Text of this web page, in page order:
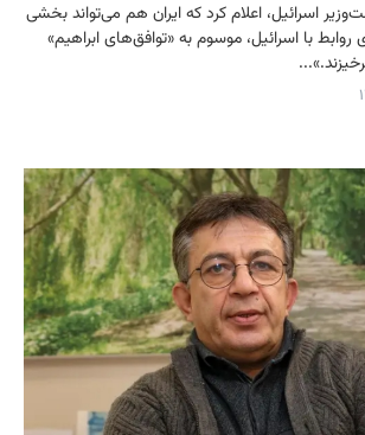
اسرائیل، اعلام کرد که ایران هم می‌تواند بخشی
با اسرائیل، موسوم به «توافق‌های ابراهیم»